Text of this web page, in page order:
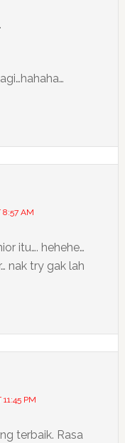
8:57 AM
itu…. hehehe…
nak try gak lah
PM
terbaik. Rasa